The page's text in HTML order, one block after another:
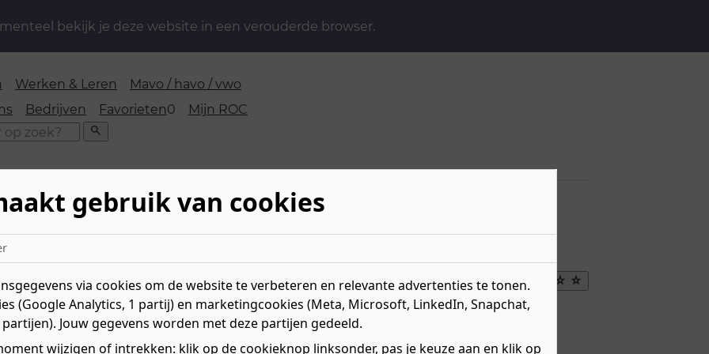
bekijk je deze website in een verouderde browser.
Werken & Leren
Mavo / havo / vwo
Bedrijven Favorieten0 favorieten
Mijn ROC
Zoeken
& verzorging» Helpende Zorg en Welzijn
Welzijn
Maak
favoriet
Niveau 2 - Basisberoeps
Meer over
LeerwegBBL
gebruik van cookies
via cookies om de website te verbeteren en relevante advertenties te tonen.
(Google Analytics, 1 partij) en marketingcookies (Meta, Microsoft, LinkedIn, Snapchat,
Jouw gegevens worden met deze partijen gedeeld.
wijzigen of intrekken: klik op de cookieknop linksonder, pas je keuze aan en klik op